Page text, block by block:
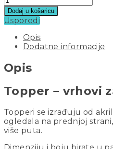
Dodaj u košaricu
Usporedi
Opis
Dodatne informacije
Opis
Topper – vrhovi
Topperi se izrađuju od
ogledala na prednjoj
više puta.